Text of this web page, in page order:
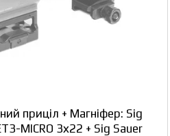
приціл + Магніфер: Sig
MICRO 3х22 + Sig Sauer